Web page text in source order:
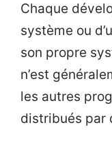
Chaque
système ou
son propre
n’est
les autres
distribués par